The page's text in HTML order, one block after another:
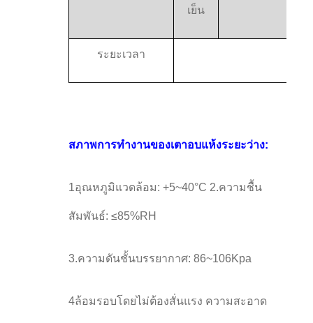
เย็น
ระยะเวลา
สภาพการทํางานของเตาอบแห้งระยะว่าง:
1อุณหภูมิแวดล้อม: +5~40°C 2.ความชื้น
สัมพันธ์: ≤85%RH
3.ความดันชั้นบรรยากาศ: 86~106Kpa
4ล้อมรอบโดยไม่ต้องสั่นแรง ความสะอาด